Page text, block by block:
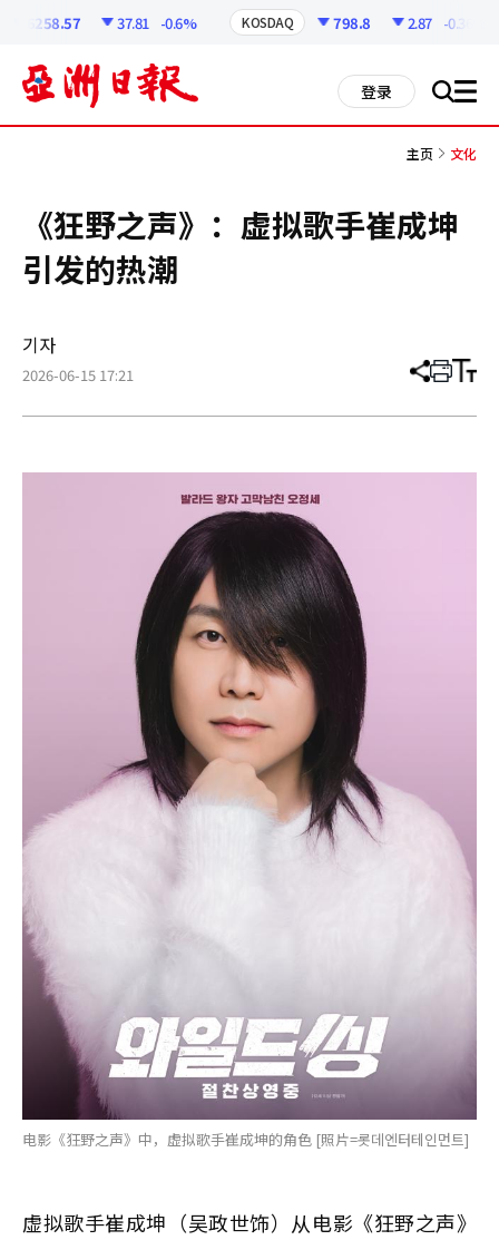
6258.57 37.81 -0.6% KOSDAQ 798.8 2.87 -0.36%
登录 搜 all
主页 文化
《狂野之声》：虚拟歌手崔成坤
引发的热潮
기자
2026-06-15 17:21 分
章
打 调
小
电影《狂野之声》中，虚拟歌手崔成坤的角色 [照片=롯데엔터테인먼트]
虚拟歌手崔成坤（吴政世饰）从电影《狂野之声》